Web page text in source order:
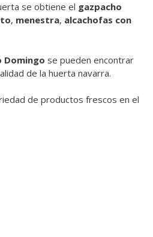
se obtiene el gazpacho
, menestra, alcachofas con
Domingo se pueden encontrar
de la huerta navarra.
de productos frescos en el